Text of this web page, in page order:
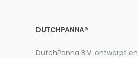
DUTCHPANNA®
DutchPanna B.V. ontwerpt en